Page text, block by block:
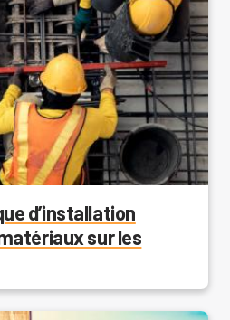
d’installation
sur les